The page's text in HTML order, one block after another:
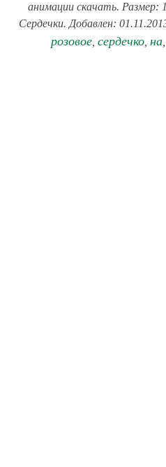
анимации скачать. Размер:
Сердечки. Добавлен:
розовое, сердечко, на,